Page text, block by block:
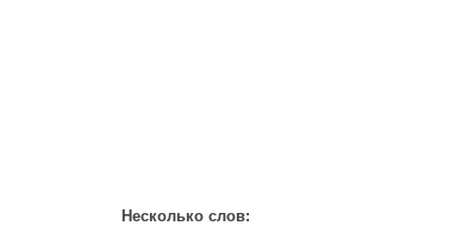
Несколько слов: